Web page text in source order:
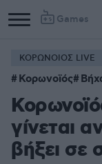
Games
ΚΟΡΩΝΟΙΟΣ LIVE
Κορωνοϊός
γίνεται
βήξει σε